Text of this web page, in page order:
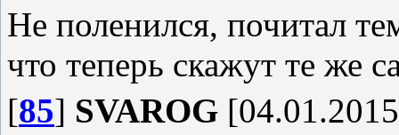
Не поленился, почитал
что теперь скажут те
[85] SVAROG